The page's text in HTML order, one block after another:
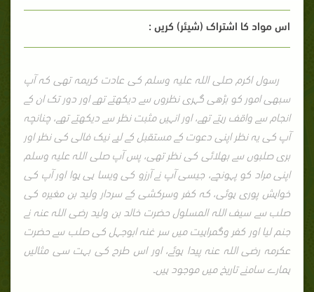
اس مواد کا اشتراک (شیئر) کریں :
رسول اکرم صلی اللہ علیہ وسلم کی عادت کریمہ تھی کہ آپ
سبھی امور کو بڑھی گہری نظروں سے دیکھتے تھے اور دور تک ان کے
انجام سے واقف رہتے تھے، اور انہیں مثبت نظر سے دیکھتے تھے، چنانچہ
آپ کی یہ نظر اپنی دعوت کے مستقبل کے لیے نیک فالی کی نظر اور
بری صلبوں سے بھلائی کی نظر تھی، پس آپ صلی اللہ علیہ وسلم
اپنی مراد کو پہونچے، جیسی آپ نے آرزو کی ویسا ہی ہوا اور آپ کی
خواہش پوری ہوئی، کہ کفر وسرکشی کے سردار ولید بن مغیرہ کی
صلب سے سیف اللہ المسلول حضرت خالد بن ولید رضی اللہ عنہ نے
جنم لیا اور کفر وگمراہیت میں سر غنہ ابوجہل کی صلب سے حضرت
عکرمہ رضی اللہ عنہ پیدا ہوئے، اور اس طرح کی بہت سی مثالیں
ہمارے سامنے تاریخ میں موجود ہیں۔